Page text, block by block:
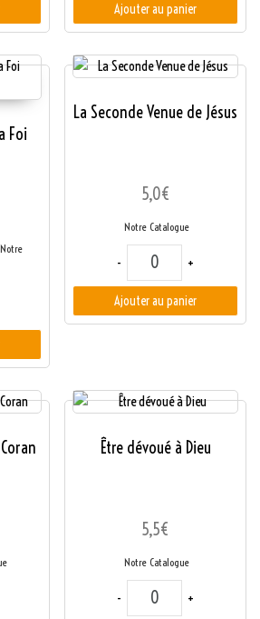
Ajouter au panier
Foi
Notre
Les 77 Degrés de la Foi Musulmane
La Seconde Venue de Jésus
5,0€
Notre Catalogue
- quantité de La
+
Ajouter au panier
La Patience dans le Coran
Être dévoué à Dieu
5,5€
Notre Catalogue
- quantité de Être
+